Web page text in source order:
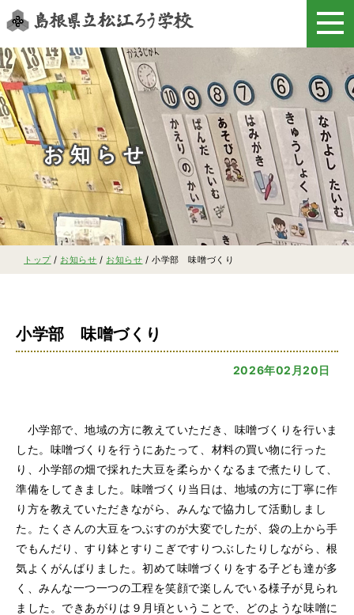
このページの本文へ
お知らせ
現
在
置：
トップ/ お知らせ / お知らせ /小学部 味噌づくり
小学部 味噌づくり
2026年02月20日
小学部で、地域の方に教えていただき、味噌づくりを行いま
した。味噌づくりを行うにあたって、材料の買い物に行った
り、小学部の畑で採れた大豆を柔らかくなるまで煮たりして、
準備をしてきました。味噌づくり当日は、地域の方に丁寧に作
り方を教えていただきながら、みんなで協力して活動しまし
た。たくさんの大豆をつぶすのが大変でしたが、袋の上から手
でもんだり、すり鉢とすりこぎですりつぶしたりしながら、根
気よくがんばりました。初めて味噌づくりをする子ども達が多
く、みんな一つ一つの工程を笑顔で楽しんでいる様子が見られ
ました。できあがりは９月頃ということで、どのような味噌に